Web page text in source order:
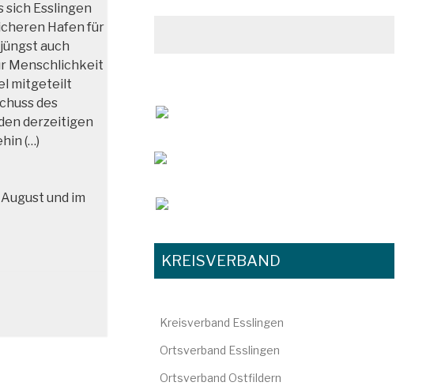
sich Esslingen
Hafen für
auch
Menschlichkeit
mitgeteilt
des
derzeitigen
(…)
und im
KREISVERBAND
Kreisverband Esslingen
Ortsverband Esslingen
Ortsverband Ostfildern